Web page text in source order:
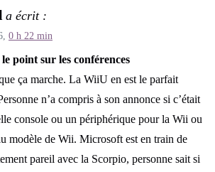
a écrit :
0 h 22 min
point sur les conférences
ça marche. La WiiU en est le parfait
n’a compris à son annonce si c’était
console ou un périphérique pour la Wii ou
modèle de Wii. Microsoft est en train de
pareil avec la Scorpio, personne sait si